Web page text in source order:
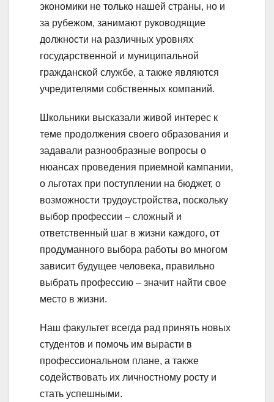
экономики не только нашей страны, но и
за рубежом, занимают руководящие
должности на различных уровнях
государственной и муниципальной
гражданской службе, а также являются
учредителями собственных компаний.
Школьники высказали живой интерес к
теме продолжения своего образования и
задавали разнообразные вопросы о
нюансах проведения приемной кампании,
о льготах при поступлении на бюджет, о
возможности трудоустройства, поскольку
выбор профессии – сложный и
ответственный шаг в жизни каждого, от
продуманного выбора работы во многом
зависит будущее человека, правильно
выбрать профессию – значит найти свое
место в жизни.
Наш факультет всегда рад принять новых
студентов и помочь им вырасти в
профессиональном плане, а также
содействовать их личностному росту и
стать успешными.